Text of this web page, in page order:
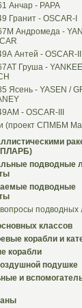
Анчар - PAPA
Гранит - OSCAR-I
Андромеда -
Антей - OSCAR-II
Груша - YANKEE
Ясень - YASEN /
- OSCAR-III
(проект СПМБМ
подводные
подводные
подводных
классов
корабли и
корабли
подушке
и